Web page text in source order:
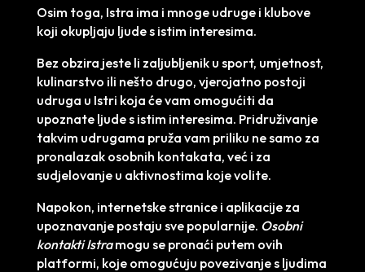
Osim toga, Istra ima i mnoge udruge i klubove
koji okupljaju ljude s istim interesima.
Bez obzira jeste li zaljubljenik u sport, umjetnost,
kulinarstvo ili nešto drugo, vjerojatno postoji
udruga u Istri koja će vam omogućiti da
upoznate ljude s istim interesima. Pridruživanje
takvim udrugama pruža vam priliku ne samo za
pronalazak osobnih kontakata, već i za
sudjelovanje u aktivnostima koje volite.
Napokon, internetske stranice i aplikacije za
upoznavanje postaju sve popularnije. Osobni
kontakti Istramogu se pronaći putem ovih
platformi, koje omogućuju povezivanje s ljudima